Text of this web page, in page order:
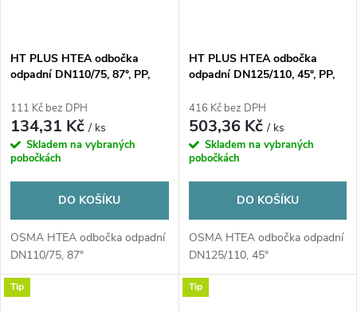
HT PLUS HTEA odbočka
odpadní DN110/75, 87°, PP,
111 Kč bez DPH
134,31 Kč/ ks
Skladem na vybraných
pobočkách
DO KOŠÍKU
OSMA HTEA odbočka odpadní
DN110/75, 87°
HT PLUS HTEA odbočka
odpadní DN125/110, 45°, PP,
416 Kč bez DPH
503,36 Kč/ ks
Skladem na vybraných
pobočkách
DO KOŠÍKU
OSMA HTEA odbočka odpadní
DN125/110, 45°
Tip Tip